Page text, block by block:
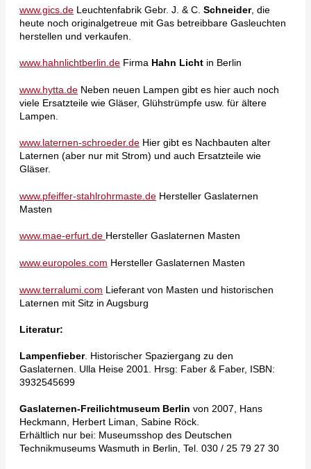
www.gics.de Leuchtenfabrik Gebr. J. & C. Schneider, die
heute noch originalgetreue mit Gas betreibbare Gasleuchten
herstellen und verkaufen.
www.hahnlichtberlin.de Firma Hahn Licht in Berlin
www.hytta.de Neben neuen Lampen gibt es hier auch noch
viele Ersatzteile wie Gläser, Glühstrümpfe usw. für ältere
Lampen.
www.laternen-schroeder.de Hier gibt es Nachbauten alter
Laternen (aber nur mit Strom) und auch Ersatzteile wie
Gläser.
www.pfeiffer-stahlrohrmaste.de Hersteller Gaslaternen
Masten
www.mae-erfurt.de Hersteller Gaslaternen Masten
www.europoles.com Hersteller Gaslaternen Masten
www.terralumi.com Lieferant von Masten und historischen
Laternen mit Sitz in Augsburg
Literatur:
Lampenfieber. Historischer Spaziergang zu den
Gaslaternen. Ulla Heise 2001. Hrsg: Faber & Faber, ISBN:
3932545699
Gaslaternen-Freilichtmuseum Berlin von 2007, Hans
Heckmann, Herbert Liman, Sabine Röck.
Erhältlich nur bei: Museumsshop des Deutschen
Technikmuseums Wasmuth in Berlin, Tel. 030 / 25 79 27 30